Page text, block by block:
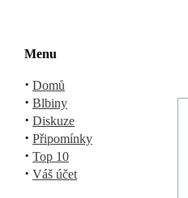
Menu
· Domů
· Blbiny
· Diskuze
· Připomínky
· Top 10
· Váš účet